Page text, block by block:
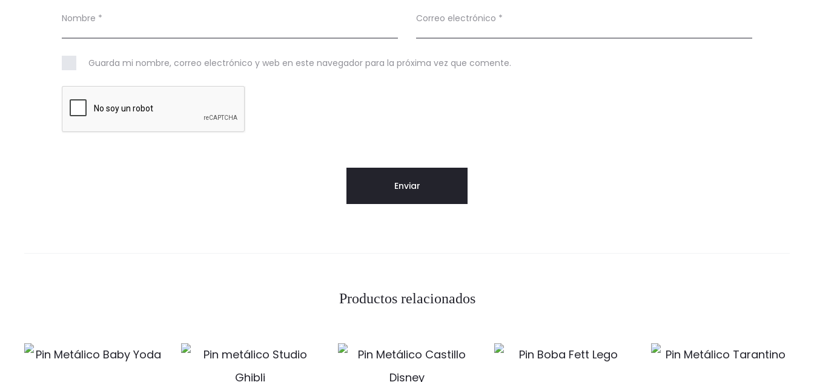
Nombre * Correo electrónico *
Guarda mi nombre, correo electrónico y web en este navegador para la próxima vez que comente.
Productos relacionados